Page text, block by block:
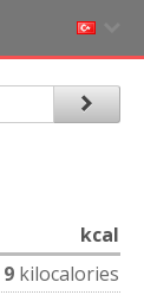
kcal
9 kilocalories